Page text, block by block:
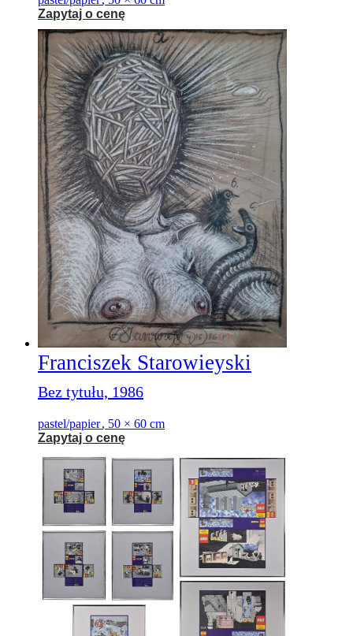
Zapytaj o cenę
Franciszek Starowieyski
Bez tytułu, 1986
pastel/papier, 50 × 60 cm
Zapytaj o cenę